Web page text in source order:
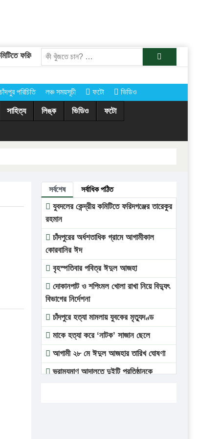
ফরিদগঞ্জের তারেকুর রহমান চাঁদপুরের অর্ধশতাধিক গ্রামে আগামীকাল
চাঁদপুর পরিচিতি লঞ্চ সময়সূচী ফটো ভিডিও
সাহিত্য লিঙ্ক ভিডিও ফটো
সর্বশেষ সর্বাধিক পঠিত
যুবদলের কেন্দ্রীয় কমিটিতে ফরিদগঞ্জের তারেকুর
রহমান
চাঁদপুরের অর্ধশতাধিক গ্রামে আগামীকাল
কোরবানির ঈদ
বৃহস্পতিবার পবিত্র ঈদুল আজহা
দোকানপাট ও শপিংমল খোলা রাখা নিয়ে বিদ্যুৎ
বিভাগের নির্দেশনা
চাঁদপুরে হত্যা মামলায় যুবকের মৃত্যুদণ্ড
মাকে হত্যা করে ‘নাটক’ সাজান ছেলে
আগামী ২৮ মে ঈদুল আজহার তারিখ ঘোষণা
ভ্রাম্যমাণ আদালতে দুইটি প্রতিষ্ঠানকে